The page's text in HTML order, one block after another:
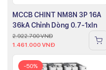
MCCB CHINT NM8N 3P 16A
36kA Chỉnh Dòng 0.7-1xIn
2.922.700VNĐ
1.461.000 VNĐ
-50%